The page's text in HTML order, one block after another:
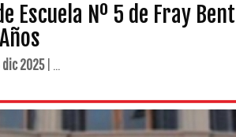
Escuela Nº 5 de Fray
dic 2025| ...